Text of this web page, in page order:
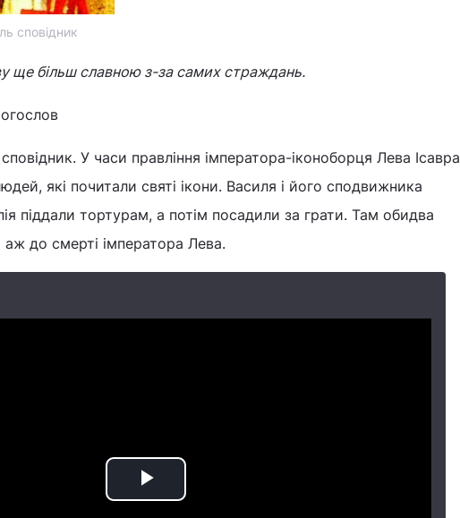
сповідник
ще більш славною з-за самих страждань.
У часи правління імператора-іконоборця Лева Ісавра
які почитали святі ікони. Василя і його сподвижника
піддали тортурам, а потім посадили за грати. Там обидва
до смерті імператора Лева.
Play